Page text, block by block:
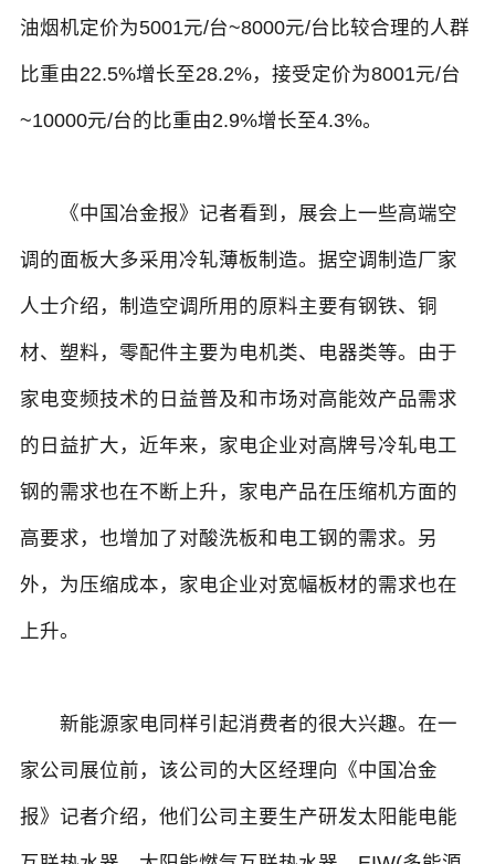
油烟机定价为5001元/台~8000元/台比较合理的人群
比重由22.5%增长至28.2%，接受定价为8001元/台
~10000元/台的比重由2.9%增长至4.3%。
《中国冶金报》记者看到，展会上一些高端空
调的面板大多采用冷轧薄板制造。据空调制造厂家
人士介绍，制造空调所用的原料主要有钢铁、铜
材、塑料，零配件主要为电机类、电器类等。由于
家电变频技术的日益普及和市场对高能效产品需求
的日益扩大，近年来，家电企业对高牌号冷轧电工
钢的需求也在不断上升，家电产品在压缩机方面的
高要求，也增加了对酸洗板和电工钢的需求。另
外，为压缩成本，家电企业对宽幅板材的需求也在
上升。
新能源家电同样引起消费者的很大兴趣。在一
家公司展位前，该公司的大区经理向《中国冶金
报》记者介绍，他们公司主要生产研发太阳能电能